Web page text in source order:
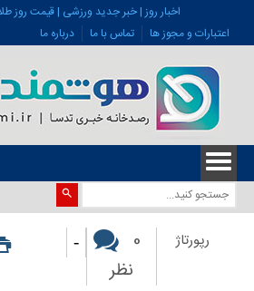
اخبار روز | خبر جدید ورزشی | قیمت روز
اعتبارات و مجوز ها
تماس با ما درباره ما
رپورتاژ
0
نظر
-